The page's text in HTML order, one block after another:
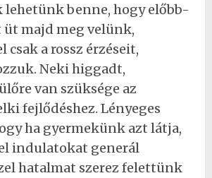
lehetünk benne, hogy előbb-
üt majd meg velünk,
csak a rossz érzéseit,
Neki higgadt,
van szüksége az
fejlődéshez. Lényeges
ha gyermekünk azt látja,
indulatokat generál
hatalmat szerez felettünk